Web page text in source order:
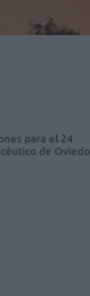
para el 24
de Oviedo